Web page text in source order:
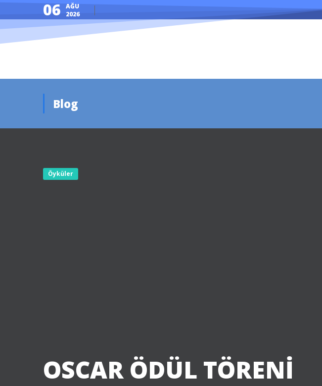
06 AĞU
2026
Blog
Öyküler
OSCAR ÖDÜL TÖRENİ